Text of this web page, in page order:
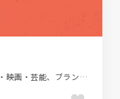
オレンジ系、ダイナミック、テレビ・アニメ・映画・芸能、ブランド・サービスサイト、ブルー系、ポートフォリオ、大きめ写真、海外サイト